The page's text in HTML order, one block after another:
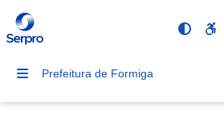
Prefeitura de Formiga